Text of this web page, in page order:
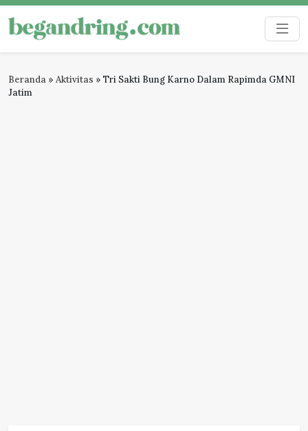
Skip
to
content
Begandring
Menjaga ingatan untuk masa depan
Beranda » Aktivitas » Tri Sakti Bung Karno Dalam Rapimda GMNI
Jatim